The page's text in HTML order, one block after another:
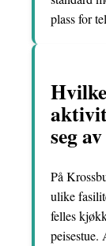
plass for
seg
På
ulike
felles